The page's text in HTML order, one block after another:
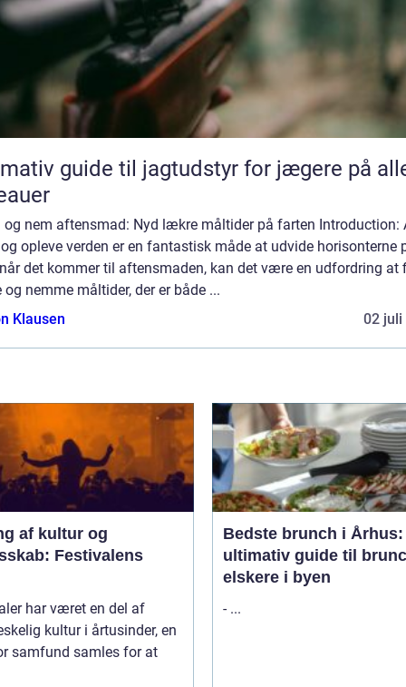
guide til jagtudstyr for jægere på
og nem aftensmad: Nyd lækre måltider på farten Introduction:
opleve verden er en fantastisk måde at udvide horisonterne
det kommer til aftensmaden, kan det være en udfordring at
og nemme måltider, der er både ...
Klausen
02 juli
af kultur og
Festivalens
har været en del af
kultur i årtusinder, en
samfund samles for at
Bedste brunch i Århus:
ultimativ guide til
elskere i byen
- ...